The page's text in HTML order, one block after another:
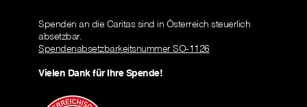
Spenden an die Caritas sind in Österreich steuerlich
absetzbar.
Spendenabsetzbarkeitsnummer SO-1126
Vielen Dank für Ihre Spende!